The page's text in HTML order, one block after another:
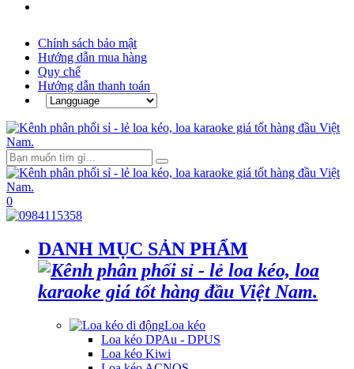
Chính sách bảo mật
Hướng dẫn mua hàng
Quy chế
Hướng dẫn thanh toán
0
DANH MỤC SẢN PHẨM
Loa kéo
Loa kéo DPAu - DPUS
Loa kéo Kiwi